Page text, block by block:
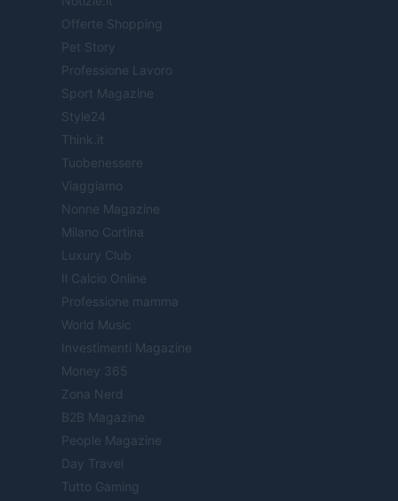
Offerte Shopping
Pet Story
Professione Lavoro
Sport Magazine
Style24
Think.it
Tuobenessere
Viaggiamo
Nonne Magazine
Milano Cortina
Luxury Club
Il Calcio Online
Professione mamma
World Music
Investimenti Magazine
Money 365
Zona Nerd
B2B Magazine
People Magazine
Day Travel
Tutto Gaming